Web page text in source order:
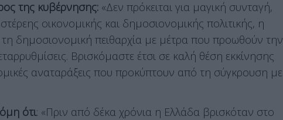
της κυβέρνησης: «Δεν πρόκειται για μαγική συνταγή,
οικονομικής και δημοσιονομικής πολιτικής, η
δημοσιονομική πειθαρχία με μέτρα που προωθούν την
Βρισκόμαστε έτσι σε καλή θέση εκκίνησης
αναταράξεις που προκύπτουν από τη σύγκρουση με
ότι: «Πριν από δέκα χρόνια η Ελλάδα βρισκόταν στο